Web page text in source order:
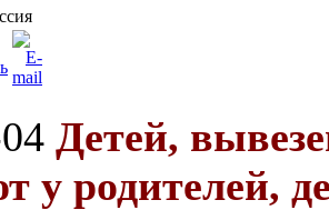
Детей,
у родителей,